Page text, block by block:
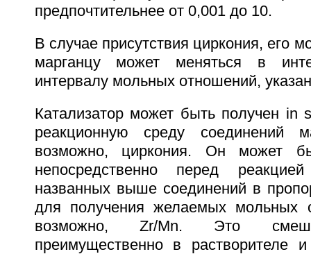
предпочтительнее от 0,001 до 10.
В случае присутствия циркония, его
марганцу может меняться в
интервалу мольных отношений,
Катализатор может быть получен in
реакционную среду соединений
возможно, циркония. Он может
непосредственно перед
названных выше соединений в
для получения желаемых мольных
возможно, Zr/Mn. Это
преимущественно в растворителе